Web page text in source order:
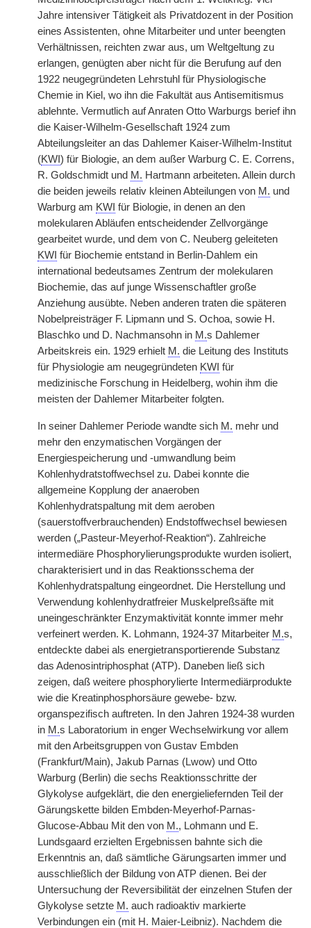
Jahre intensiver Tätigkeit als Privatdozent in der Position
eines Assistenten, ohne Mitarbeiter und unter beengten
Verhältnissen, reichten zwar aus, um Weltgeltung zu
erlangen, genügten aber nicht für die Berufung auf den
1922 neugegründeten Lehrstuhl für Physiologische
Chemie in Kiel, wo ihn die Fakultät aus Antisemitismus
ablehnte. Vermutlich auf Anraten Otto Warburgs berief ihn
die Kaiser-Wilhelm-Gesellschaft 1924 zum
Abteilungsleiter an das Dahlemer Kaiser-Wilhelm-Institut
(KWI ) für Biologie, an dem außer Warburg C. E. Correns,
R. Goldschmidt und M. Hartmann arbeiteten. Allein durch
die beiden jeweils relativ kleinen Abteilungen von M. und
Warburg am KWI für Biologie, in denen an den
molekularen Abläufen entscheidender Zellvorgänge
gearbeitet wurde, und dem von C. Neuberg geleiteten
KWI für Biochemie entstand in Berlin-Dahlem ein
international bedeutsames Zentrum der molekularen
Biochemie, das auf junge Wissenschaftler große
Anziehung ausübte. Neben anderen traten die späteren
Nobelpreisträger F. Lipmann und S. Ochoa, sowie H.
Blaschko und D. Nachmansohn in M.s Dahlemer
Arbeitskreis ein. 1929 erhielt M. die Leitung des Instituts
für Physiologie am neugegründeten KWI für
medizinische Forschung in Heidelberg, wohin ihm die
meisten der Dahlemer Mitarbeiter folgten.
In seiner Dahlemer Periode wandte sich M. mehr und
mehr den enzymatischen Vorgängen der
Energiespeicherung und -umwandlung beim
Kohlenhydratstoffwechsel zu. Dabei konnte die
allgemeine Kopplung der anaeroben
Kohlenhydratspaltung mit dem aeroben
(sauerstoffverbrauchenden) Endstoffwechsel bewiesen
werden („Pasteur-Meyerhof-Reaktion“). Zahlreiche
intermediäre Phosphorylierungsprodukte wurden isoliert,
charakterisiert und in das Reaktionsschema der
Kohlenhydratspaltung eingeordnet. Die Herstellung und
Verwendung kohlenhydratfreier Muskelpreßsäfte mit
uneingeschränkter Enzymaktivität konnte immer mehr
verfeinert werden. K. Lohmann, 1924-37 Mitarbeiter M.s,
entdeckte dabei als energietransportierende Substanz
das Adenosintriphosphat (ATP). Daneben ließ sich
zeigen, daß weitere phosphorylierte Intermediärprodukte
wie die Kreatinphosphorsäure gewebe- bzw.
organspezifisch auftreten. In den Jahren 1924-38 wurden
in M.s Laboratorium in enger Wechselwirkung vor allem
mit den Arbeitsgruppen von Gustav Embden
(Frankfurt/Main), Jakub Parnas (Lwow) und Otto
Warburg (Berlin) die sechs Reaktionsschritte der
Glykolyse aufgeklärt, die den energieliefernden Teil der
Gärungskette bilden Embden-Meyerhof-Parnas-
Glucose-Abbau Mit den von M., Lohmann und E.
Lundsgaard erzielten Ergebnissen bahnte sich die
Erkenntnis an, daß sämtliche Gärungsarten immer und
ausschließlich der Bildung von ATP dienen. Bei der
Untersuchung der Reversibilität der einzelnen Stufen der
Glykolyse setzte M. auch radioaktiv markierte
Verbindungen ein (mit H. Maier-Leibniz). Nachdem die